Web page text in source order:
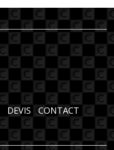
DEVIS CONTACT